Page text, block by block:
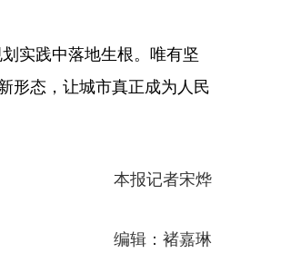
实践中落地生根。唯有坚
形态，让城市真正成为人民
本报记者宋烨
编辑：褚嘉琳